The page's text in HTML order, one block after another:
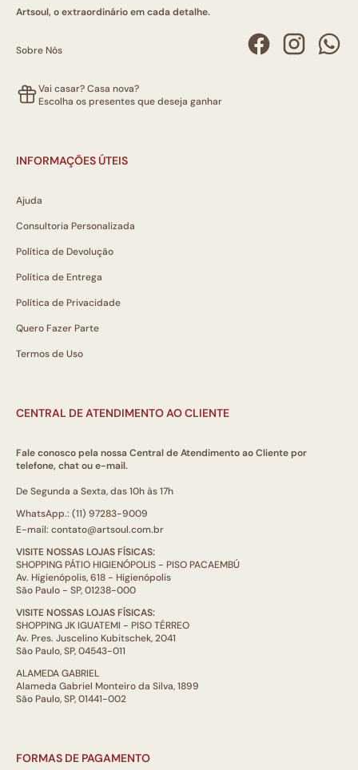
Artsoul, o extraordinário em cada detalhe.
Sobre Nós
Vai casar? Casa nova?
Escolha os presentes que deseja ganhar
INFORMAÇÕES ÚTEIS
Ajuda
Consultoria Personalizada
Política de Devolução
Política de Entrega
Política de Privacidade
Quero Fazer Parte
Termos de Uso
CENTRAL DE ATENDIMENTO AO CLIENTE
Fale conosco pela nossa Central de Atendimento ao Cliente por
telefone, chat ou e-mail.
De Segunda a Sexta, das 10h às 17h
WhatsApp.: (11) 97283-9009
E-mail: contato@artsoul.com.br
VISITE NOSSAS LOJAS FÍSICAS:
SHOPPING PÁTIO HIGIENÓPOLIS - PISO PACAEMBÚ
Av. Higienópolis, 618 - Higienópolis
São Paulo - SP, 01238-000
VISITE NOSSAS LOJAS FÍSICAS:
SHOPPING JK IGUATEMI - PISO TÉRREO
Av. Pres. Juscelino Kubitschek, 2041
São Paulo, SP, 04543-011
ALAMEDA GABRIEL
Alameda Gabriel Monteiro da Silva, 1899
São Paulo, SP, 01441-002
FORMAS DE PAGAMENTO